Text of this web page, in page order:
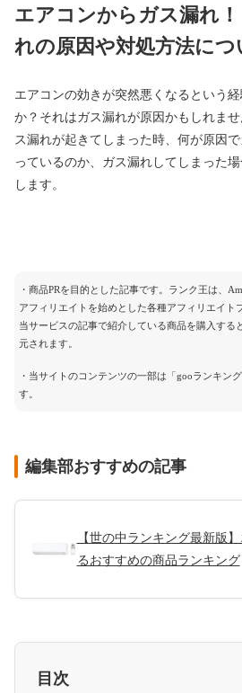
エアコンからガス漏れ
れの原因や対処方法につ
エアコンの効きが突然悪くなるという
か？それはガス漏れが原因かもしれま
ス漏れが起きてしまった時、何が原因
っているのか、ガス漏れしてしまった
します。
・商品PRを目的とした記事です。ランク王は、
アフィリエイトを始めとした各種アフィリエイト
当サービスの記事で紹介している商品を購入する
元されます。
・当サイトのコンテンツの一部は「gooランキン
す。
編集部おすすめの記事
【世の中ランキング最新版
るおすすめの商品ランキング
目次